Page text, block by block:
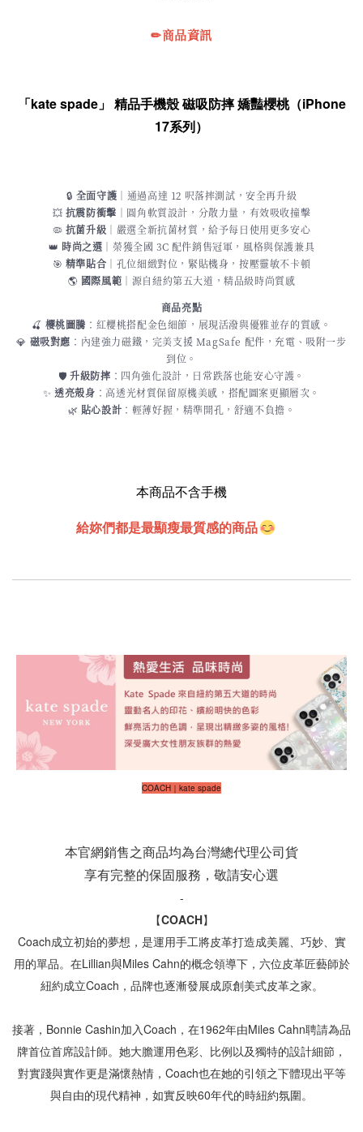
✏商品資訊
「kate spade」 精品手機殼 磁吸防摔 嬌豔櫻桃（iPhone
17系列）
🔒 全面守護 ｜通過高達 12 呎落摔測試，安全再升級
💥 抗震防衝擊 ｜圓角軟質設計，分散力量，有效吸收撞擊
🦠 抗菌升級 ｜嚴選全新抗菌材質，給予每日使用更多安心
👑 時尚之選 ｜榮獲全國 3C 配件銷售冠軍，風格與保護兼具
🎯 精準貼合 ｜孔位細緻對位，緊貼機身，按壓靈敏不卡頓
🌎 國際風範 ｜源自紐約第五大道，精品級時尚質感
商品亮點
🍒 櫻桃圖騰 ：紅櫻桃搭配金色細節，展現活潑與優雅並存的質感。
💎 磁吸對應 ：內建強力磁鐵，完美支援 MagSafe 配件，充電、吸附一步
到位。
🛡️升級防摔 ：四角強化設計，日常跌落也能安心守護。
✨透亮殼身 ：高透光材質保留原機美感，搭配圖案更顯層次。
🌿 貼心設計 ：輕薄好握，精準開孔，舒適不負擔。
本商品不含手機
給妳們都是最顯瘦最質感的商品
COACH｜kate spade
本官網銷售之商品均為台灣總代理公司貨
享有完整的保固服務，敬請安心選
【COACH】
Coach成立初始的夢想，是運用手工將皮革打造成美麗、巧妙、實
用的單品。在Lillian與Miles Cahn的概念領導下，六位皮革匠藝師於
紐約成立Coach，品牌也逐漸發展成原創美式皮革之家。
接著，Bonnie Cashin加入Coach，在1962年由Miles Cahn聘請為品
牌首位首席設計師。她大膽運用色彩、比例以及獨特的設計細節，
對實踐與實作更是滿懷熱情，Coach也在她的引領之下體現出平等
與自由的現代精神，如實反映60年代的時紐約氛圍。